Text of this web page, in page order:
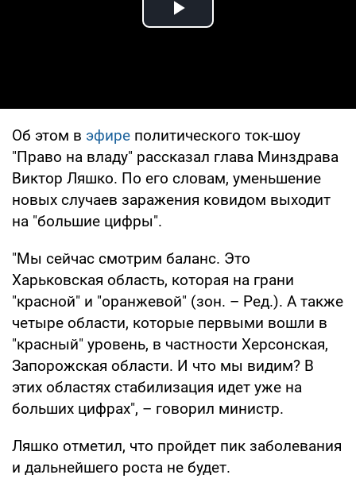
Play Video
Об этом в эфире политического ток-шоу
"Право на владу" рассказал глава Минздрава
Виктор Ляшко. По его словам, уменьшение
новых случаев заражения ковидом выходит
на "большие цифры".
"Мы сейчас смотрим баланс. Это
Харьковская область, которая на грани
"красной" и "оранжевой" (зон. – Ред.). А также
четыре области, которые первыми вошли в
"красный" уровень, в частности Херсонская,
Запорожская области. И что мы видим? В
этих областях стабилизация идет уже на
больших цифрах", – говорил министр.
Ляшко отметил, что пройдет пик заболевания
и дальнейшего роста не будет.